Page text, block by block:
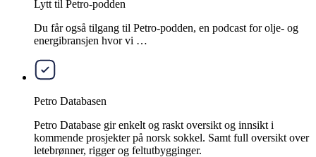
Lytt til Petro-podden
Du får også tilgang til Petro-podden, en podcast for olje- og
energibransjen hvor vi …
Petro Databasen
Petro Database gir enkelt og raskt oversikt og innsikt i
kommende prosjekter på norsk sokkel. Samt full oversikt over
letebrønner, rigger og feltutbygginger.